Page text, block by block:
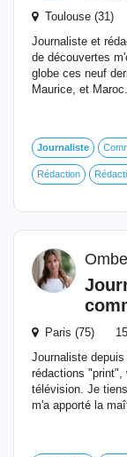
Toulouse (31)
Journaliste et
de découvertes
globe ces neuf
Maurice, et
Journaliste
Rédaction
Paris (75)
Journaliste
rédactions "print",
télévision. Je
m'a apporté la